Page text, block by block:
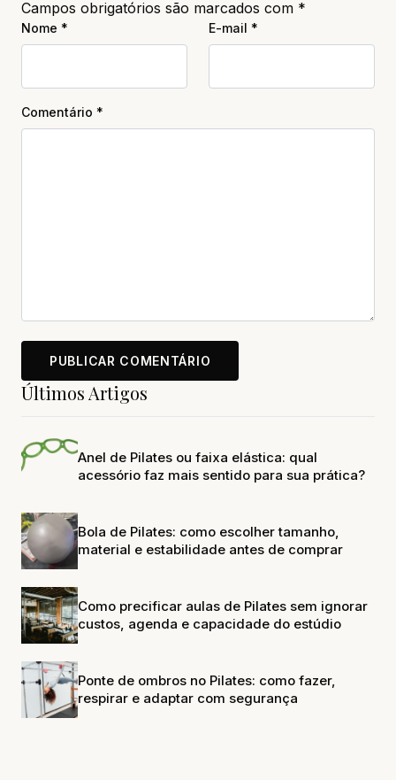
Campos obrigatórios são marcados com *
Nome * E-mail *
Comentário *
Últimos Artigos
Anel de Pilates ou faixa elástica: qual
acessório faz mais sentido para sua prática?
Bola de Pilates: como escolher tamanho,
material e estabilidade antes de comprar
Como precificar aulas de Pilates sem ignorar
custos, agenda e capacidade do estúdio
Ponte de ombros no Pilates: como fazer,
respirar e adaptar com segurança